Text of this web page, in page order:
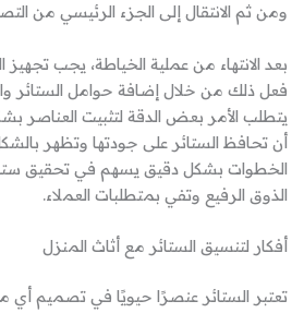
ومن ثم الانتقال إلى الجزء الرئيسي من
بعد الانتهاء من عملية الخياطة، يجب تجهيز
فعل ذلك من خلال إضافة حوامل الستائر
يتطلب الأمر بعض الدقة لتثبيت العناصر
أن تحافظ الستائر على جودتها وتظهر
الخطوات بشكل دقيق يسهم في تحقيق
الذوق الرفيع وتفي بمتطلبات العملاء.
أفكار لتنسيق الستائر مع أثاث المنزل
تعتبر الستائر عنصرًا حيويًا في تصميم أي